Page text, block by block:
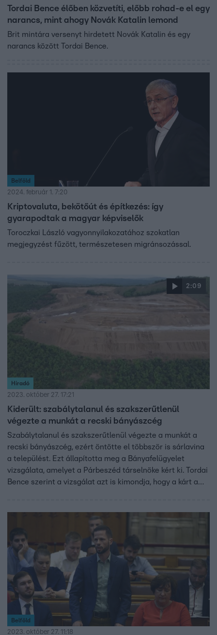
Tordai Bence élőben közvetíti, előbb rohad-e el egy
narancs, mint ahogy Novák Katalin lemond
Brit mintára versenyt hirdetett Novák Katalin és egy
narancs között Tordai Bence.
Belföld
2024. február 1. 7:20
Kriptovaluta, bekötőút és építkezés: így
gyarapodtak a magyar képviselők
Toroczkai László vagyonnyilakozatához szokatlan
megjegyzést fűzött, természetesen migránsozással.
2:09
Híradó
2023. október 27. 17:21
Kiderült: szabálytalanul és szakszerűtlenül
végezte a munkát a recski bányászcég
Szabálytalanul és szakszerűtlenül végezte a munkát a
recski bányászcég, ezért öntötte el többször is sárlavina
a települést. Ezt állapította meg a Bányafelügyelet
vizsgálata, amelyet a Párbeszéd társelnöke kért ki. Tordai
Bence szerint a vizsgálat azt is kimondja, hogy a kárt a
Belföld
2023. október 27. 11:18